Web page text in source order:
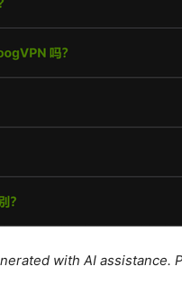
with AI assistance.